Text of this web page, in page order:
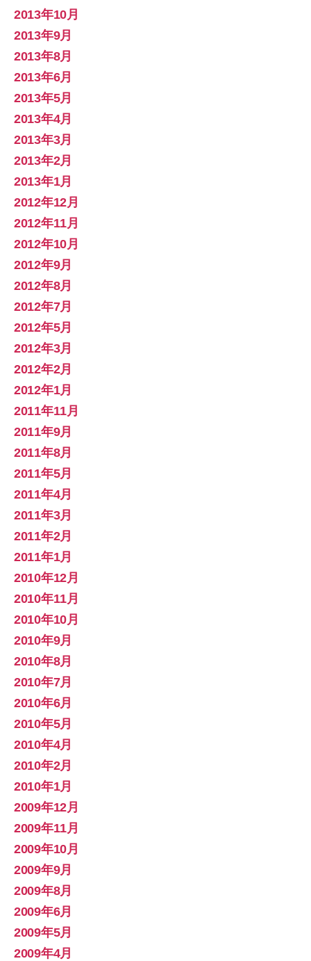
2013年10月
2013年9月
2013年8月
2013年6月
2013年5月
2013年4月
2013年3月
2013年2月
2013年1月
2012年12月
2012年11月
2012年10月
2012年9月
2012年8月
2012年7月
2012年5月
2012年3月
2012年2月
2012年1月
2011年11月
2011年9月
2011年8月
2011年5月
2011年4月
2011年3月
2011年2月
2011年1月
2010年12月
2010年11月
2010年10月
2010年9月
2010年8月
2010年7月
2010年6月
2010年5月
2010年4月
2010年2月
2010年1月
2009年12月
2009年11月
2009年10月
2009年9月
2009年8月
2009年6月
2009年5月
2009年4月